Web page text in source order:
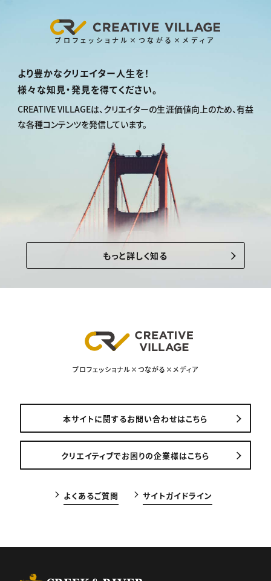
プロフェッショナル×つながる×メディア
より豊かなクリエイター人生を！
様々な知見・発見を得てください。
CREATIVE VILLAGEは、クリエイターの生涯価値向上のため、有益
な各種コンテンツを発信しています。
もっと詳しく知る
プロフェッショナル×つながる×メディア
本サイトに関するお問い合わせはこちら
クリエイティブでお困りの企業様はこちら
よくあるご質問 サイトガイドライン